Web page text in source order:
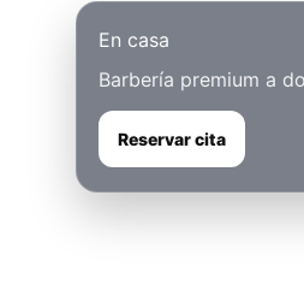
En casa
Barbería premium a
Reservar cita